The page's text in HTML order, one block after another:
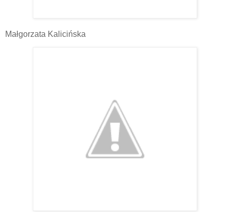
Małgorzata Kalicińska